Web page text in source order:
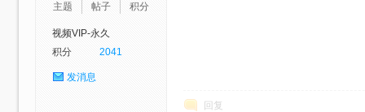
主题
帖子
积分
视频VIP-永久
积分
2041
发消息
回复